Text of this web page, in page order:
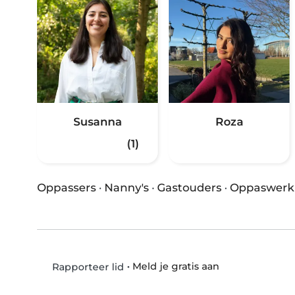
Susanna
(1)
Roza
Oppassers · Nanny's · Gastouders · Oppaswerk
Rapporteer lid • Meld je gratis aan